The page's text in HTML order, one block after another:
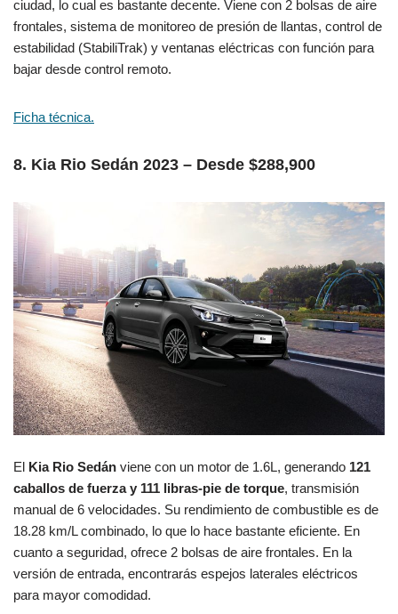
ciudad, lo cual es bastante decente. Viene con 2 bolsas de aire
frontales, sistema de monitoreo de presión de llantas, control de
estabilidad (StabiliTrak) y ventanas eléctricas con función para
bajar desde control remoto.
Ficha técnica.
8. Kia Rio Sedán 2023 – Desde $288,900
El Kia Rio Sedán viene con un motor de 1.6L, generando 121
caballos de fuerza y 111 libras-pie de torque, transmisión
manual de 6 velocidades. Su rendimiento de combustible es de
18.28 km/L combinado, lo que lo hace bastante eficiente. En
cuanto a seguridad, ofrece 2 bolsas de aire frontales. En la
versión de entrada, encontrarás espejos laterales eléctricos
para mayor comodidad.